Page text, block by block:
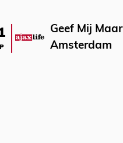
Geef Mij Maar
Amsterdam